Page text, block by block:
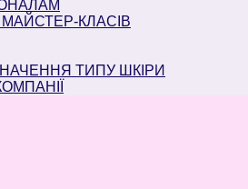
КЛАСІВ
ТИПУ ШКІРИ